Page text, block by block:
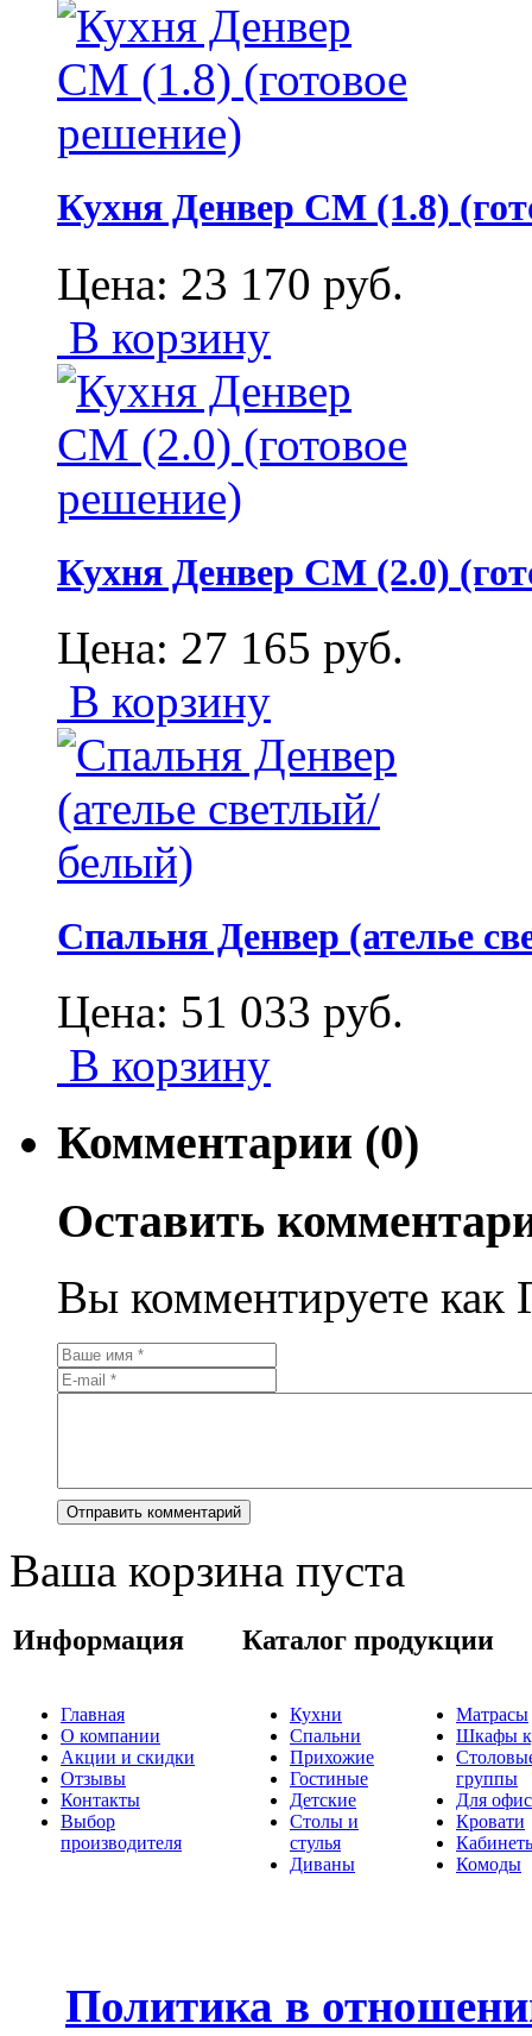
Кухня Денвер СМ (1.8)
Цена: 23 170 руб.
В корзину
Кухня Денвер СМ (2.0)
Цена: 27 165 руб.
В корзину
Спальня Денвер (ателье
Цена: 51 033 руб.
В корзину
Комментарии (0)
Оставить
Вы комментируете как
Ваша корзина пуста
Информация Каталог продукции
Главная
О компании
Акции и скидки
Отзывы
Контакты
Выбор
производителя
Кухни
Спальни
Прихожие
Гостиные
Детские
Столы и
стулья
Диваны
Матрасы
Шкафы
группы
Для
Кровати
Комоды
Политика в